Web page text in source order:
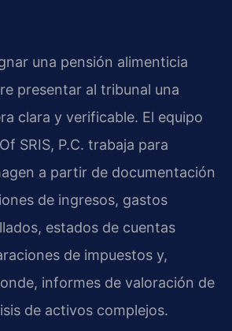
una pensión alimenticia
presentar al tribunal una
clara y verificable. El equipo
SRIS, P.C. trabaja para
a partir de documentación
de ingresos, gastos
estados de cuentas
de impuestos y,
informes de valoración de
de activos complejos.